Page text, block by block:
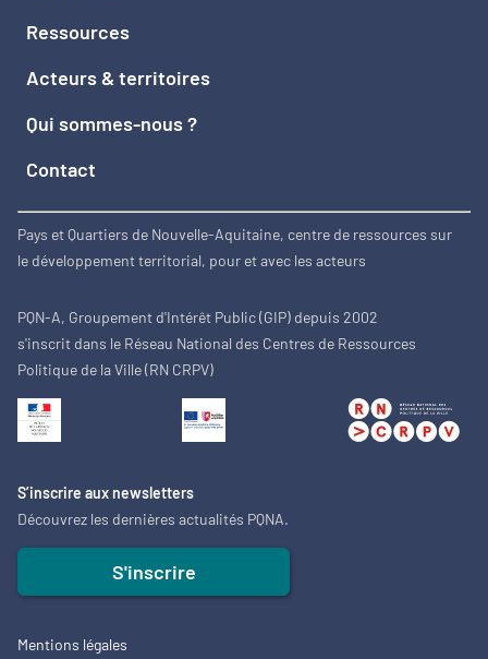
Ressources
Acteurs & territoires
Qui sommes-nous ?
Contact
Pays et Quartiers de Nouvelle-Aquitaine, centre de ressources sur
le développement territorial, pour et avec les acteurs
PQN-A, Groupement d'Intérêt Public (GIP) depuis 2002
s'inscrit dans le Réseau National des Centres de Ressources
Politique de la Ville (RN CRPV)
S’inscrire aux newsletters
Découvrez les dernières actualités PQNA.
S'inscrire
Mentions légales